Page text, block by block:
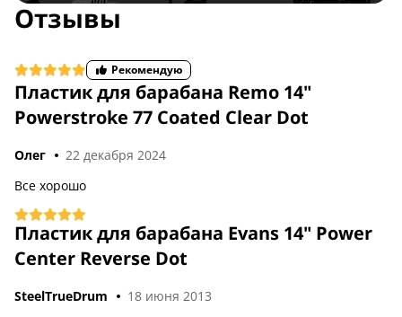
Отзывы
Пластик для барабана Remo 14"
Powerstroke 77 Coated Clear Dot
Олег
22 декабря 2024
Все хорошо
Рекомендую
Пластик для барабана Evans 14" Power
Center Reverse Dot
SteelTrueDrum
18 июня 2013